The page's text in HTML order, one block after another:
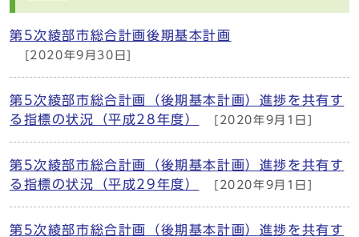
第5次綾部市総合計画後期基本計画
[2020年9月30日]
第5次綾部市総合計画（後期基本計画）進捗を共有す
る指標の状況（平成28年度）
[2020年9月1日]
第5次綾部市総合計画（後期基本計画）進捗を共有す
る指標の状況（平成29年度）
[2020年9月1日]
第5次綾部市総合計画（後期基本計画）進捗を共有す